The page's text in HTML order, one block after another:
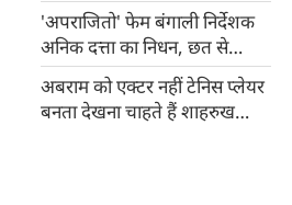
गए थे महबूब खान
'अपराजितो' फेम बंगाली निर्देशक
अनिक दत्ता का निधन, छत से
गिरकर गई जान
अबराम को एक्टर नहीं टेनिस प्लेयर
बनता देखना चाहते हैं शाहरुख